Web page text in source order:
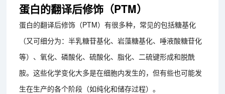
蛋白的翻译后修饰（PTM）
蛋白的翻译后修饰（PTM）有很多种，常见的包括糖基化
（又可细分为：半乳糖苷基化、岩藻糖基化、唾液酸糖苷化
等）、氧化、磷酸化、硫酸化、脂化、二硫键形成和脱酰
胺。这些化学变化大多是在细胞内发生的，但有些也可能发
生在生产的各个阶段（如纯化和储存过程）。